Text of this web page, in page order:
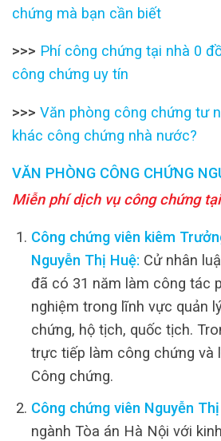
chứng mà bạn cần biết
>>> Phí công chứng tại nhà 0
công chứng uy tín
>>> Văn phòng công chứng tư
khác công chứng nhà nước?
VĂN PHÒNG CÔNG CHỨNG
Miễn phí dịch vụ công chứng
Công chứng viên kiêm
Nguyễn Thị Huệ: Cử nhân
đã có 31 năm làm công tác
nghiệm trong lĩnh vực quản
chứng, hộ tịch, quốc tịch.
trực tiếp làm công chứng và
Công chứng.
Công chứng viên Nguyễn
ngành Tòa án Hà Nội với